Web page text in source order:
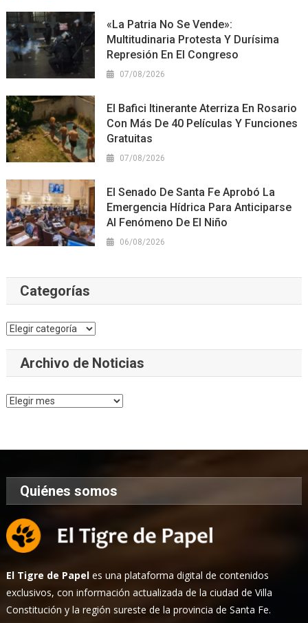
«La Patria No Se Vende»:
Multitudinaria Protesta Y Durísima
Represión En El Congreso
07/08/2026
El Bafici Itinerante Aterriza En Rosario
Con Más De 40 Películas Y Funciones
Gratuitas
07/08/2026
El Senado De Santa Fe Aprobó La
Emergencia Hídrica Para Anticiparse
Al Fenómeno De El Niño
06/08/2026
Categorías
Categorías
Archivo de Noticias
Archivo
Quiénes somos
El Tigre de Papel es una plataforma digital de contenidos
exclusivos, con información actualizada de la ciudad de Villa
Constitución y la región sureste de la provincia de Santa Fe.